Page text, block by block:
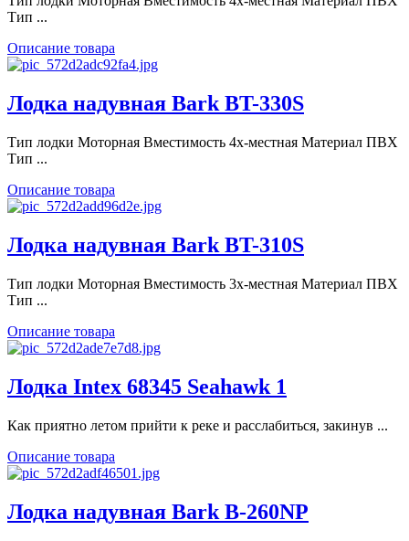
Тип ...
Описание товара
Лодка надувная Bark BT-330S
Тип лодки Моторная Вместимость 4х-местная Материал ПВХ
Тип ...
Описание товара
Лодка надувная Bark BT-310S
Тип лодки Моторная Вместимость 3х-местная Материал ПВХ
Тип ...
Описание товара
Лодка Intex 68345 Seahawk 1
Как приятно летом прийти к реке и расслабиться, закинув ...
Описание товара
Лодка надувная Bark B-260NP